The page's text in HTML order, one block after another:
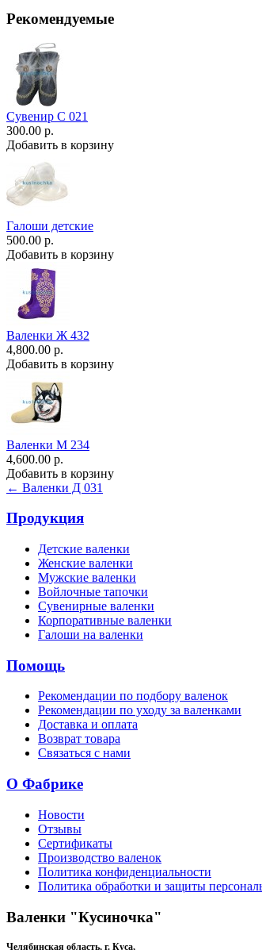
Рекомендуемые
Сувенир С 021
300.00 р.
Добавить в корзину
Галоши детские
500.00 р.
Добавить в корзину
Валенки Ж 432
4,800.00 р.
Добавить в корзину
Валенки М 234
4,600.00 р.
Добавить в корзину
← Валенки Д 031
Продукция
Детские валенки
Женские валенки
Мужские валенки
Войлочные тапочки
Сувенирные валенки
Корпоративные валенки
Галоши на валенки
Помощь
Рекомендации по подбору валенок
Рекомендации по уходу за валенками
Доставка и оплата
Возврат товара
Связаться с нами
О Фабрике
Новости
Отзывы
Сертификаты
Производство валенок
Политика конфиденциальности
Политика обработки и защиты
Валенки "Кусиночка"
Челябинская область, г. Куса,